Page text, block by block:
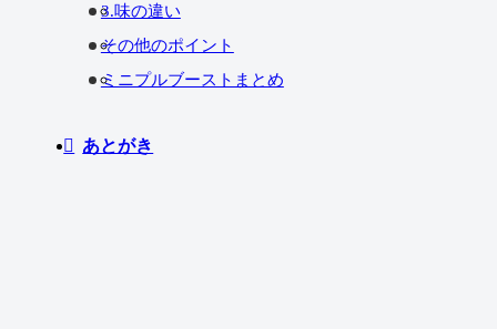
3.味の違い
その他のポイント
ミニプルブーストまとめ
あとがき